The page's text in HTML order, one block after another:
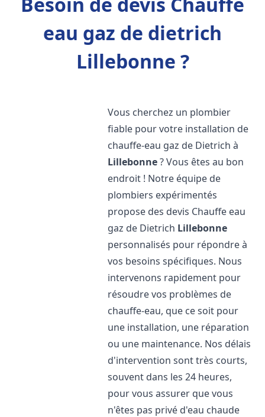
eau gaz de dietrich
Lillebonne ?
Vous cherchez un plombier
fiable pour votre installation de
chauffe-eau gaz de Dietrich à
Lillebonne? Vous êtes au bon
endroit ! Notre équipe de
plombiers expérimentés
propose des devis Chauffe eau
gaz de Dietrich Lillebonne
personnalisés pour répondre à
vos besoins spécifiques. Nous
intervenons rapidement pour
résoudre vos problèmes de
chauffe-eau, que ce soit pour
une installation, une réparation
ou une maintenance. Nos délais
d'intervention sont très courts,
souvent dans les 24 heures,
pour vous assurer que vous
n'êtes pas privé d'eau chaude